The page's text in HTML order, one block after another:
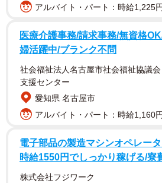
交際経験ゼロの男性は結婚相手の対象になり
所Presia）
調査の結果、「交際経験ゼロの男性
なる」とした人は78.8％、「ならな
果になりました。
アルバイト・パート：時給1,225
医療介護事務/請求事務/無資格
婦活躍中/ブランク不問
社会福祉法人名古屋市社会福祉協議
支援センター
愛知県 名古屋市
アルバイト・パート：時給1,160
電子部品の製造マシンオペレー
時給1550円でしっかり稼げる/寮
株式会社フジワーク